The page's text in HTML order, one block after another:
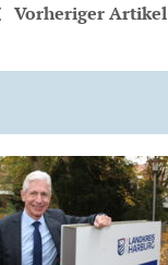
Vorheriger Artikel